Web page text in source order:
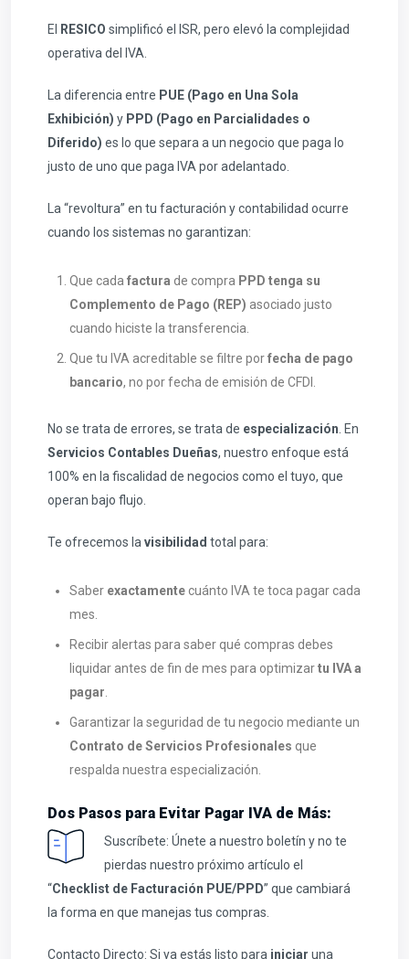
El RESICO simplificó el ISR, pero elevó la complejidad
operativa del IVA.
La diferencia entre PUE (Pago en Una Sola
Exhibición) y PPD (Pago en Parcialidades o
Diferido) es lo que separa a un negocio que paga lo
justo de uno que paga IVA por adelantado.
La “revoltura” en tu facturación y contabilidad ocurre
cuando los sistemas no garantizan:
Que cada factura de compra PPD tenga su
Complemento de Pago (REP) asociado justo
cuando hiciste la transferencia.
Que tu IVA acreditable se filtre porfecha de pago
bancario, no por fecha de emisión de CFDI.
No se trata de errores, se trata de especialización. En
Servicios Contables Dueñas, nuestro enfoque está
100% en la fiscalidad de negocios como el tuyo, que
operan bajo flujo.
Te ofrecemos lavisibilidad total para:
Saber exactamente cuánto IVA te toca pagar cada
mes.
Recibir alertas para saber qué compras debes
liquidar antes de fin de mes para optimizartu IVA a
pagar.
Garantizar la seguridad de tu negocio mediante un
Contrato de Servicios Profesionales que
respalda nuestra especialización.
Dos Pasos para Evitar Pagar IVA de Más:
Suscríbete: Únete a nuestro boletín y no te
pierdas nuestro próximo artículo el
“Checklist de Facturación PUE/PPD” que cambiará
la forma en que manejas tus compras.
Contacto Directo: Si ya estás listo para iniciar una